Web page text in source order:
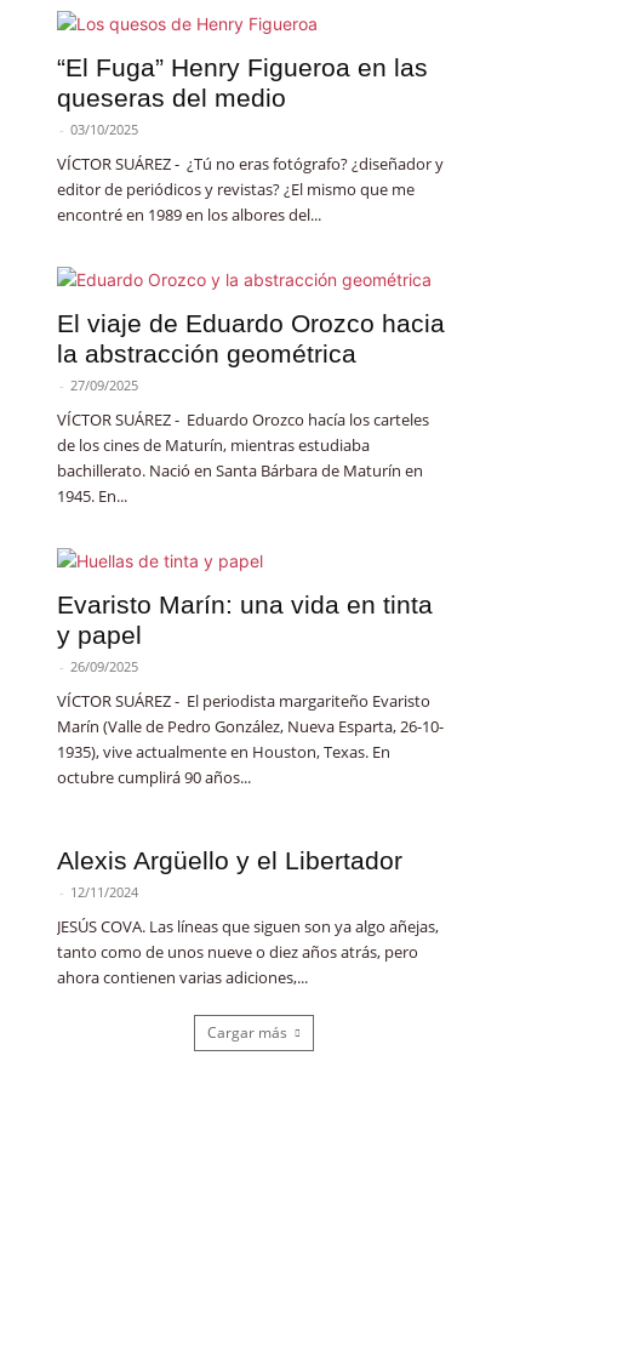
“El Fuga” Henry Figueroa en las
queseras del medio
- 03/10/2025
VÍCTOR SUÁREZ - ¿Tú no eras fotógrafo? ¿diseñador y
editor de periódicos y revistas? ¿El mismo que me
encontré en 1989 en los albores del...
El viaje de Eduardo Orozco hacia
la abstracción geométrica
- 27/09/2025
VÍCTOR SUÁREZ - Eduardo Orozco hacía los carteles
de los cines de Maturín, mientras estudiaba
bachillerato. Nació en Santa Bárbara de Maturín en
1945. En...
Evaristo Marín: una vida en tinta
y papel
- 26/09/2025
VÍCTOR SUÁREZ - El periodista margariteño Evaristo
Marín (Valle de Pedro González, Nueva Esparta, 26-10-
1935), vive actualmente en Houston, Texas. En
octubre cumplirá 90 años...
Alexis Argüello y el Libertador
- 12/11/2024
JESÚS COVA. Las líneas que siguen son ya algo añejas,
tanto como de unos nueve o diez años atrás, pero
ahora contienen varias adiciones,...
Cargar más